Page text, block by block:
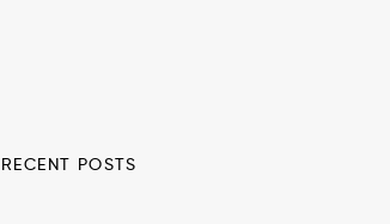
RECENT POSTS